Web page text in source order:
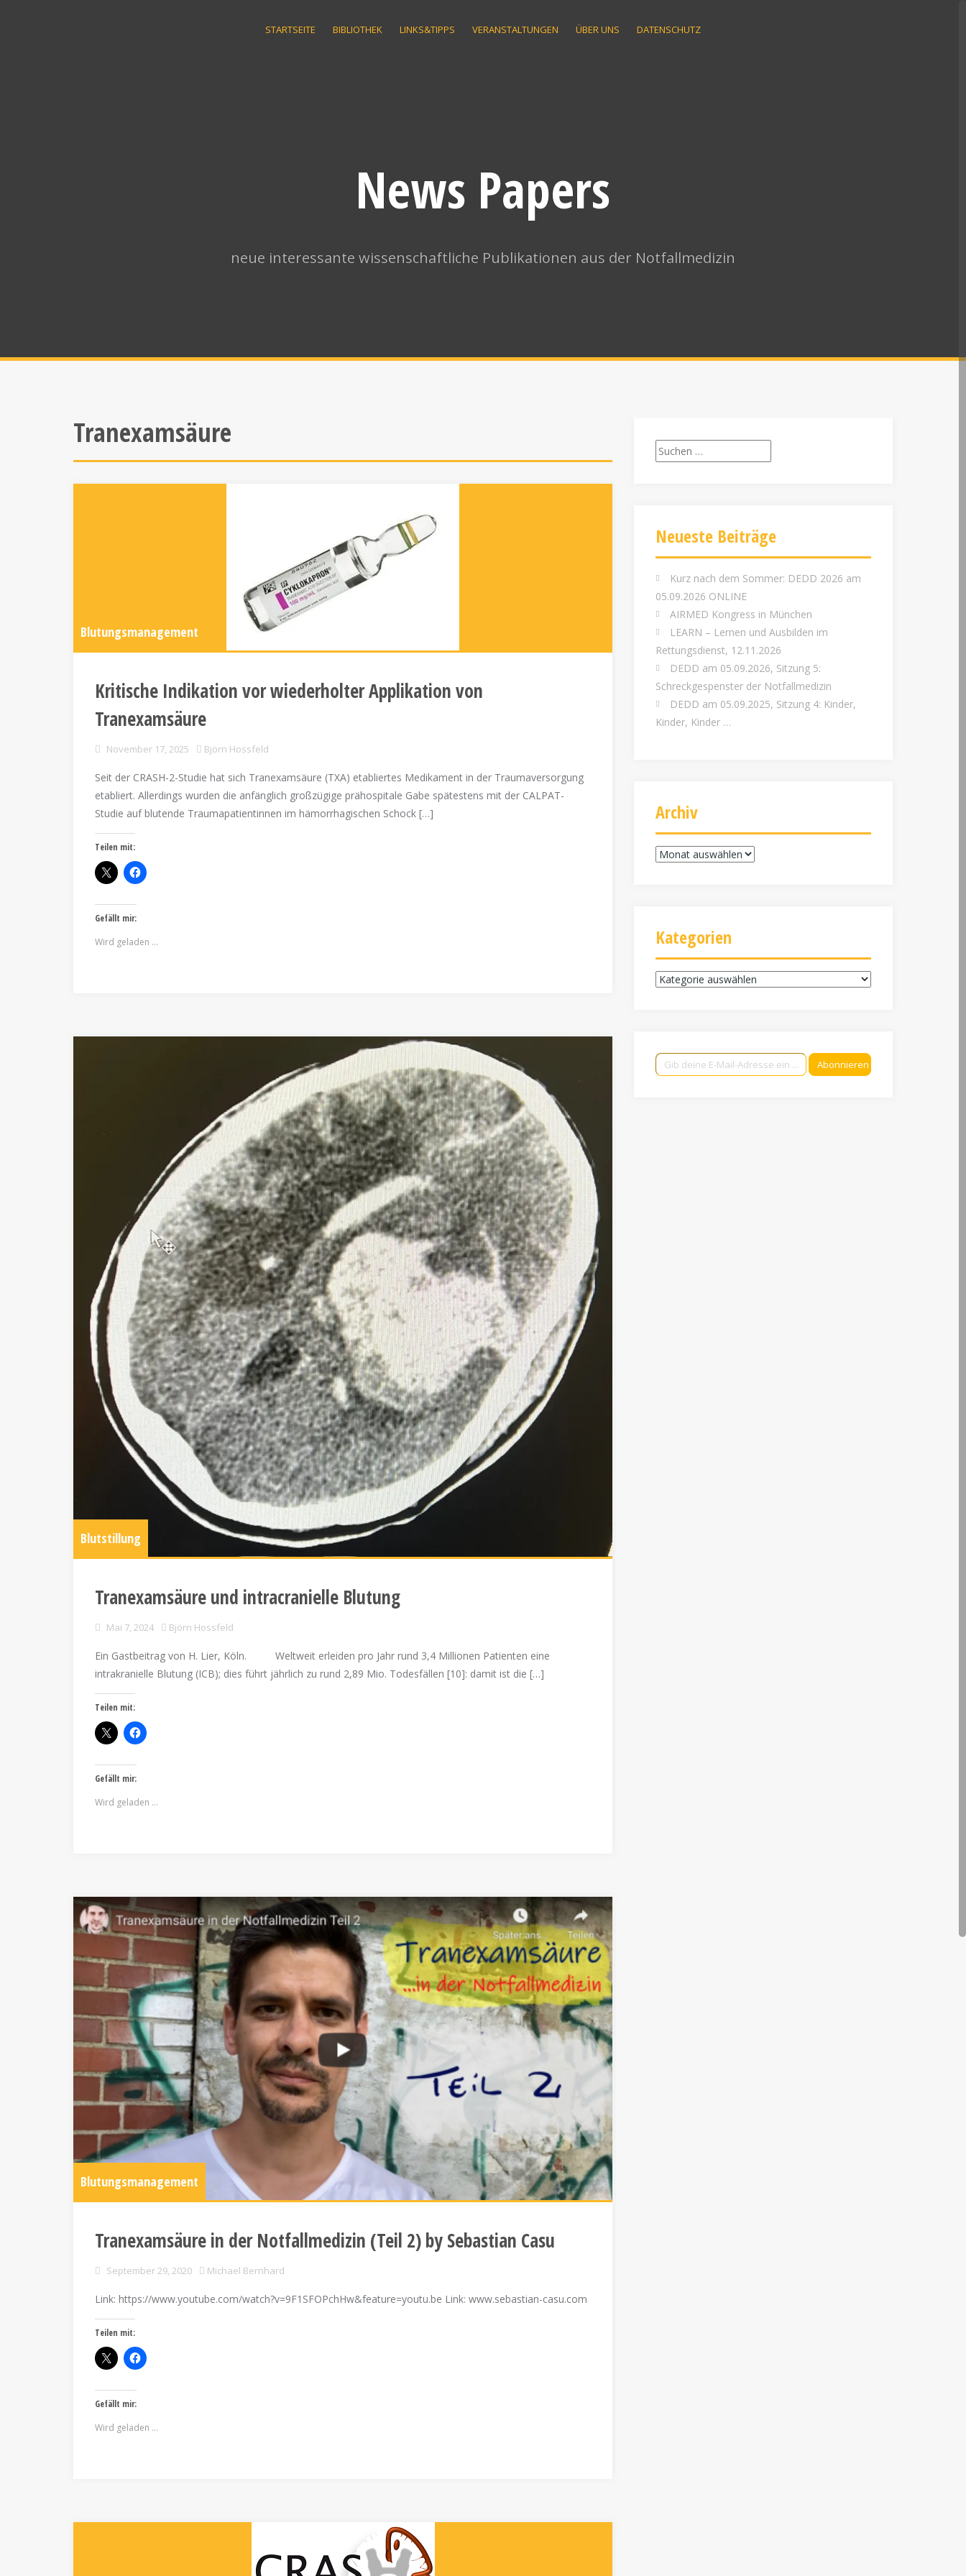
STARTSEITE BIBLIOTHEK LINKS&TIPPS VERANSTALTUNGEN ÜBER UNS DATENSCHUTZ
News Papers
neue interessante wissenschaftliche Publikationen aus der Notfallmedizin
Tranexamsäure
Blutungsmanagement
Kritische Indikation vor wiederholter Applikation von
Tranexamsäure
November 17, 2025 Björn Hossfeld
Seit der CRASH-2-Studie hat sich Tranexamsäure (TXA) etabliertes Medikament in der Traumaversorgung
etabliert. Allerdings wurden die anfänglich großzügige prähospitale Gabe spätestens mit der CALPAT-
Studie auf blutende Traumapatientinnen im hämorrhagischen Schock […]
Teilen mit:
Gefällt mir:
Wird geladen …
Blutstillung
Tranexamsäure und intracranielle Blutung
Mai 7, 2024 Björn Hossfeld
Ein Gastbeitrag von H. Lier, Köln. Weltweit erleiden pro Jahr rund 3,4 Millionen Patienten eine
intrakranielle Blutung (ICB); dies führt jährlich zu rund 2,89 Mio. Todesfällen [10]: damit ist die […]
Teilen mit:
Gefällt mir:
Wird geladen …
Blutungsmanagement
Tranexamsäure in der Notfallmedizin (Teil 2) by Sebastian Casu
September 29, 2020 Michael Bernhard
Link: https://www.youtube.com/watch?v=9F1SFOPchHw&feature=youtu.be Link: www.sebastian-casu.com
Teilen mit:
Gefällt mir:
Wird geladen …
Suchen
nach:
Neueste Beiträge
Kurz nach dem Sommer: DEDD 2026 am
05.09.2026 ONLINE
AIRMED Kongress in München
LEARN – Lernen und Ausbilden im
Rettungsdienst, 12.11.2026
DEDD am 05.09.2026, Sitzung 5:
Schreckgespenster der Notfallmedizin
DEDD am 05.09.2025, Sitzung 4: Kinder,
Kinder, Kinder …
Archiv
Archiv
Kategorien
Kategorien
Gib deine E-Mail-Adresse ein ...
Abonnieren